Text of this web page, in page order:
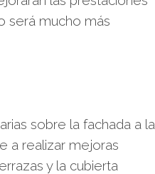
será mucho más
sobre la fachada a la
a realizar mejoras
y la cubierta